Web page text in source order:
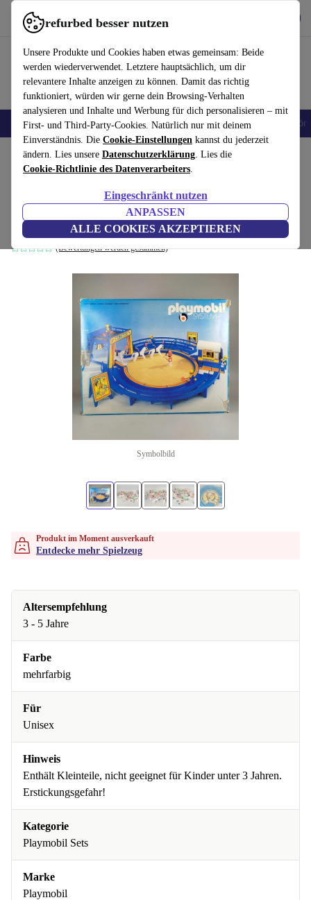
refurbed besser nutzen
Unsere Produkte und Cookies haben etwas gemeinsam: Beide
werden wiederverwendet. Letztere hauptsächlich, um dir
relevantere Inhalte anzeigen zu können. Damit das richtig
funktioniert, würden wir gerne dein Browsing-Verhalten
analysieren und Inhalte und Werbung für dich personalisieren – mit
First- und Third-Party-Cookies. Natürlich nur mit deinem
Einverständnis. Die Cookie-Einstellungen kannst du jederzeit
ändern. Lies unsere Datenschutzerklärung. Lies die
Cookie-Richtlinie des Datenverarbeiters.
Eingeschränkt nutzen
ANPASSEN
ALLE COOKIES AKZEPTIEREN
refurbed schnell und einfach nutzen
🎒 Back to school Handys Laptops Tablets Smartwatches Zubehör
Home Baby & Kind Spielzeug
Playmobil Zirkus Set - Figuren, Tiere und
Zubehör, Vintage
mehrfarbig
(Bewertungen werden gesammelt)
Symbolbild
Produkt im Moment ausverkauft
Entdecke mehr Spielzeug
Altersempfehlung
3 - 5 Jahre
Farbe
mehrfarbig
Für
Unisex
Hinweis
Enthält Kleinteile, nicht geeignet für Kinder unter 3 Jahren.
Erstickungsgefahr!
Kategorie
Playmobil Sets
Marke
Playmobil